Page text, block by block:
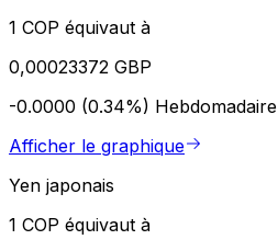
1 COP équivaut à
0,00023372 GBP
-0.0000 (0.34%) Hebdomadaire
Afficher le graphique
Yen japonais
1 COP équivaut à